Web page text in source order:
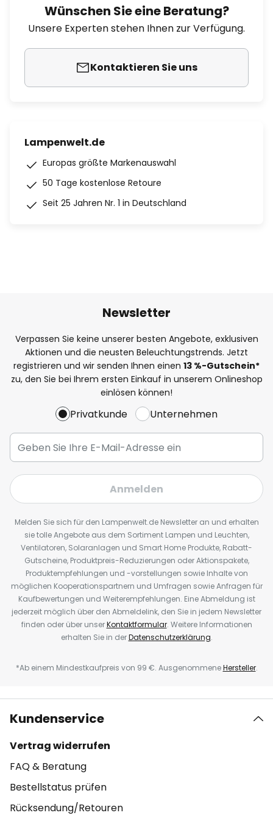
Wünschen Sie eine Beratung?
Unsere Experten stehen Ihnen zur Verfügung.
Kontaktieren Sie uns
Lampenwelt.de
Europas größte Markenauswahl
50 Tage kostenlose Retoure
Seit 25 Jahren Nr. 1 in Deutschland
Newsletter
Verpassen Sie keine unserer besten Angebote, exklusiven
Aktionen und die neusten Beleuchtungstrends. Jetzt
registrieren und wir senden Ihnen einen 13 %-Gutschein*
zu, den Sie bei Ihrem ersten Einkauf in unserem Onlineshop
einlösen können!
Privatkunde Unternehmen
Anmelden
Melden Sie sich für den Lampenwelt.de Newsletter an und erhalten
sie tolle Angebote aus dem Sortiment Lampen und Leuchten,
Ventilatoren, Solaranlagen und Smart Home Produkte, Rabatt-
Gutscheine, Produktpreis-Reduzierungen oder Aktionspakete,
Produktempfehlungen und -vorstellungen sowie Inhalte von
möglichen Kooperationspartnern und Umfragen sowie Anfragen für
Kaufbewertungen und Weiterempfehlungen. Eine Abmeldung ist
jederzeit möglich über den Abmeldelink, den Sie in jedem Newsletter
finden oder über unserKontaktformular. Weitere Informationen
erhalten Sie in derDatenschutzerklärung.
*Ab einem Mindestkaufpreis von 99 €. AusgenommeneHersteller.
Kundenservice
Vertrag widerrufen
FAQ & Beratung
Bestellstatus prüfen
Rücksendung/Retouren